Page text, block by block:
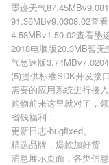
墨迹天气87.45MB
91.36MBv9.0308.02查看
4.58MBv1.50.02查看墨
2018电脑版20.3MB暂无
气急速版3.74MB
(5)提供标准SDK开发接
需要的应用系统进行接
购物前来这里就对了，
省钱福利；
更新日志-bugfixed。
精选品牌，爆款加好货
消息展示页面，各类信息